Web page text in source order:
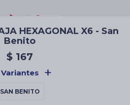
HEXAGONAL X6 - San
Benito
$ 167
Variantes
SAN BENITO
las Velas